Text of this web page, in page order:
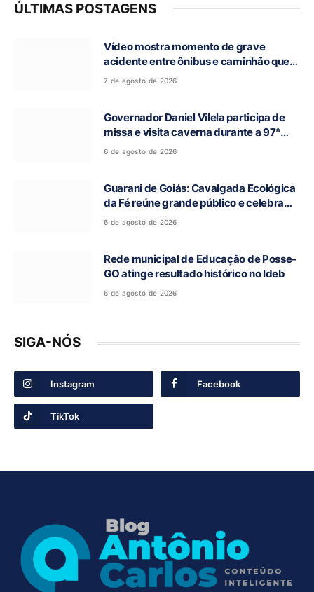
ÚLTIMAS POSTAGENS
Vídeo mostra momento de grave
acidente entre ônibus e caminhão que
deixou cinco mortos na GO-010, em
7 de agosto de 2026
Governador Daniel Vilela participa de
missa e visita caverna durante a 97ª
Romaria do Bom Jesus da Lapa de Terra
6 de agosto de 2026
Guarani de Goiás: Cavalgada Ecológica
da Fé reúne grande público e celebra
tradição religiosa
6 de agosto de 2026
Rede municipal de Educação de Posse-
GO atinge resultado histórico no Ideb
6 de agosto de 2026
SIGA-NÓS
Instagram Facebook
TikTok